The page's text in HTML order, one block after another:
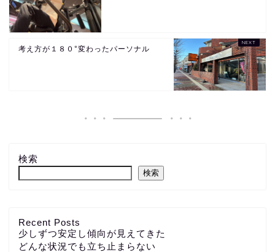
考え方が１８０°変わったパーソナル
検索
検索
Recent Posts
少しずつ安定し傾向が見えてきた
どんな状況でも立ち止まらない